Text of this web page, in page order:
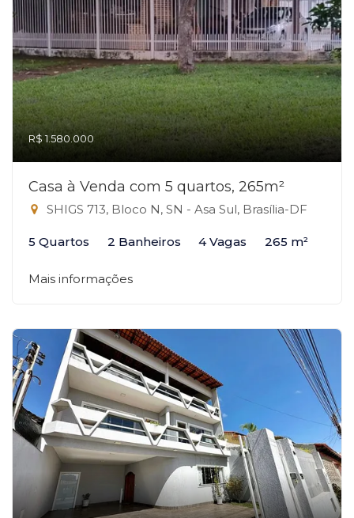
R$ 1.580.000
Casa à Venda com 5 quartos, 265m²
SHIGS 713, Bloco N, SN - Asa Sul, Brasília-DF
5 Quartos 2 Banheiros 4 Vagas 265 m²
Mais informações